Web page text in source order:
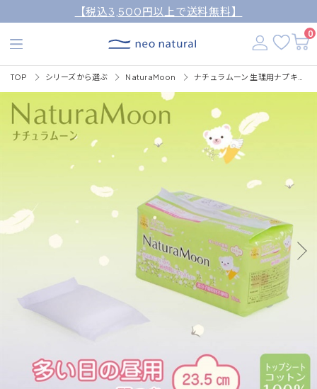
【税込3,500円以上で送料無料】
0
TOP シリーズから選ぶ NaturaMoon